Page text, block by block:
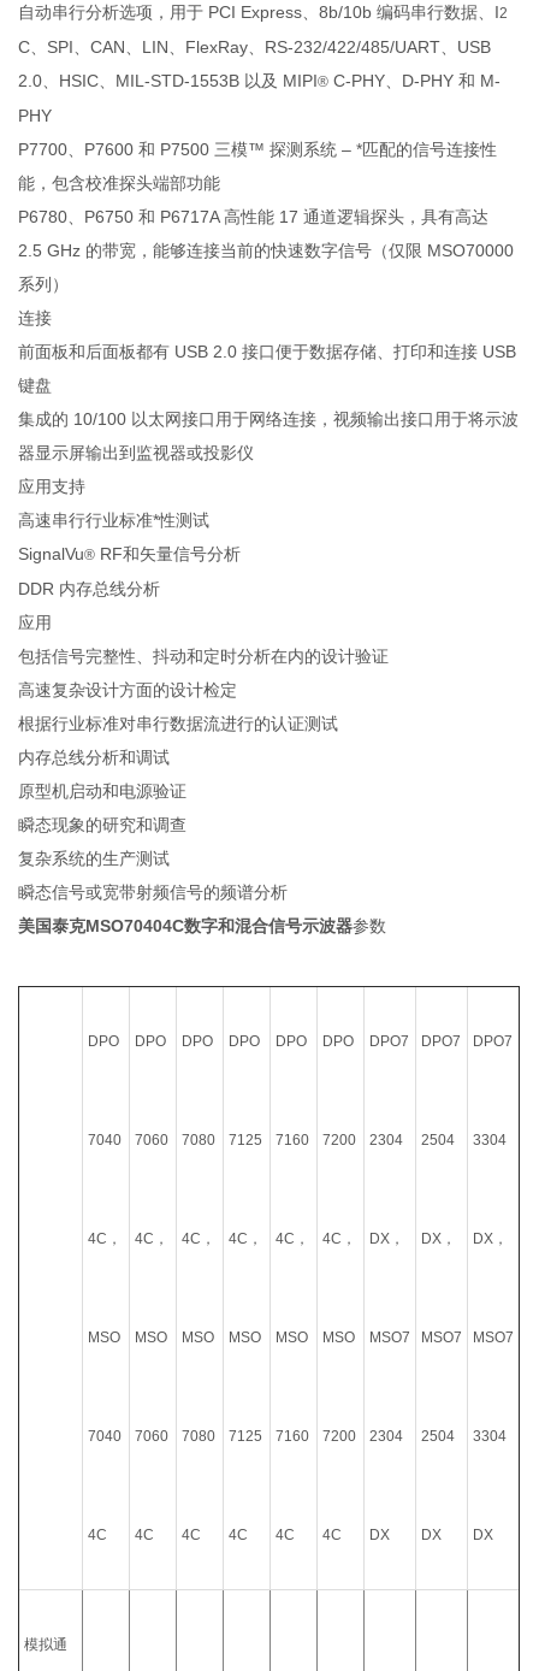
自动串行分析选项，用于 PCI Express、8b/10b 编码串行数据、I2
C、SPI、CAN、LIN、FlexRay、RS-232/422/485/UART、USB
2.0、HSIC、MIL-STD-1553B 以及 MIPI® C-PHY、D-PHY 和 M-
PHY
P7700、P7600 和 P7500 三模™ 探测系统 – *匹配的信号连接性
能，包含校准探头端部功能
P6780、P6750 和 P6717A 高性能 17 通道逻辑探头，具有高达
2.5 GHz 的带宽，能够连接当前的快速数字信号（仅限 MSO70000
系列）
连接
前面板和后面板都有 USB 2.0 接口便于数据存储、打印和连接 USB
键盘
集成的 10/100 以太网接口用于网络连接，视频输出接口用于将示波
器显示屏输出到监视器或投影仪
应用支持
高速串行行业标准*性测试
SignalVu® RF和矢量信号分析
DDR 内存总线分析
应用
包括信号完整性、抖动和定时分析在内的设计验证
高速复杂设计方面的设计检定
根据行业标准对串行数据流进行的认证测试
内存总线分析和调试
原型机启动和电源验证
瞬态现象的研究和调查
复杂系统的生产测试
瞬态信号或宽带射频信号的频谱分析
美国泰克MSO70404C数字和混合信号示波器参数
DPO
7040
4C，
MSO
7040
4C
DPO
7060
4C，
MSO
7060
4C
DPO
7080
4C，
MSO
7080
4C
DPO
7125
4C，
MSO
7125
4C
DPO
7160
4C，
MSO
7160
4C
DPO
7200
4C，
MSO
7200
4C
DPO7
2304
DX，
MSO7
2304
DX
DPO7
2504
DX，
MSO7
2504
DX
DPO7
3304
DX，
MSO7
3304
DX
模拟通